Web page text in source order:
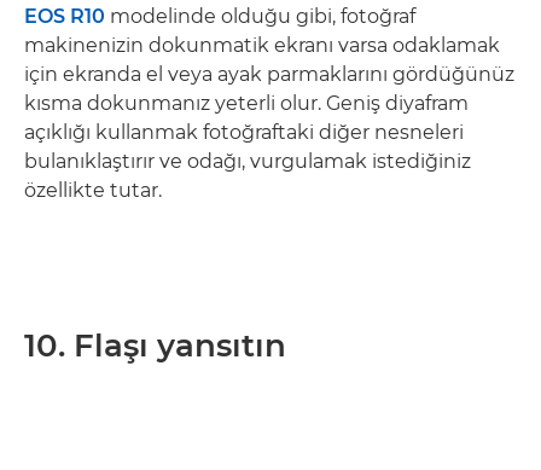
EOS R10 modelinde olduğu gibi, fotoğraf
makinenizin dokunmatik ekranı varsa odaklamak
için ekranda el veya ayak parmaklarını gördüğünüz
kısma dokunmanız yeterli olur. Geniş diyafram
açıklığı kullanmak fotoğraftaki diğer nesneleri
bulanıklaştırır ve odağı, vurgulamak istediğiniz
özellikte tutar.
10. Flaşı yansıtın